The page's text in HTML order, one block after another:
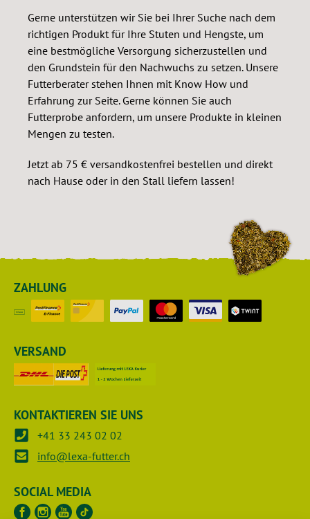
Gerne unterstützen wir Sie bei Ihrer Suche nach dem
richtigen Produkt für Ihre Stuten und Hengste, um
eine bestmögliche Versorgung sicherzustellen und
den Grundstein für den Nachwuchs zu setzen. Unsere
Futterberater stehen Ihnen mit Know How und
Erfahrung zur Seite. Gerne können Sie auch
Futterprobe anfordern, um unsere Produkte in kleinen
Mengen zu testen.
Jetzt ab 75 € versandkostenfrei bestellen und direkt
nach Hause oder in den Stall liefern lassen!
ZAHLUNG
VERSAND
KONTAKTIEREN SIE UNS
+41 33 243 02 02
info@lexa-futter.ch
SOCIAL MEDIA